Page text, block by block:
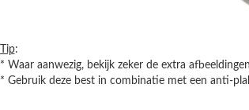
Tip:
* Waar aanwezig, bekijk zeker de extra
* Gebruik deze best in combinatie met een anti-